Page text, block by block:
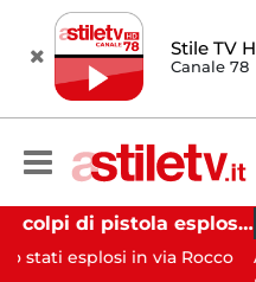
Stile TV
Canale 78
Salerno, colpi di pistola esplosi a Pastena: paura tra i residenti
in via Rocco
CRONACA
ALTAVILLA